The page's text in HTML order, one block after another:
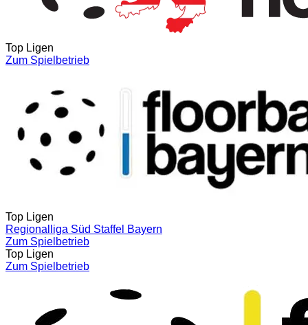
Top Ligen
Zum Spielbetrieb
Top Ligen
Regionalliga Süd Staffel Bayern
Zum Spielbetrieb
Top Ligen
Zum Spielbetrieb